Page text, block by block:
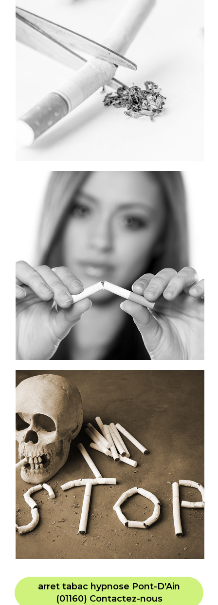
arret tabac hypnose Pont-D'Ain
(01160) Contactez-nous